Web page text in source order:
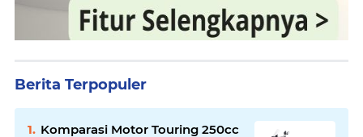
Berita Terpopuler
Komparasi Motor Touring 250cc